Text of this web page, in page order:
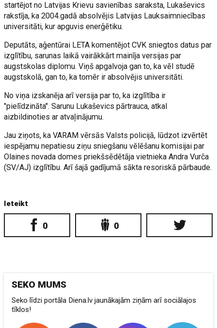
startējot no Latvijas Krievu savienības saraksta, Lukaševics
rakstīja, ka 2004.gadā absolvējis Latvijas Lauksaimniecības
universitāti, kur apguvis enerģētiku.
Deputāts, aģentūrai LETA komentējot CVK sniegtos datus par
izglītību, sarunas laikā vairākkārt mainīja versijas par
augstskolas diplomu. Viņš apgalvoja gan to, ka vēl studē
augstskolā, gan to, ka tomēr ir absolvējis universitāti.
No viņa izskanēja arī versija par to, ka izglītība ir
"pielīdzināta". Sarunu Lukaševics pārtrauca, atkal
aizbildinoties ar atvaļinājumu.
Jau ziņots, ka VARAM vērsās Valsts policijā, lūdzot izvērtēt
iespējamu nepatiesu ziņu sniegšanu vēlēšanu komisijai par
Olaines novada domes priekšsēdētāja vietnieka Andra Vurča
(SV/AJ) izglītību. Arī šajā gadījumā sākta resoriskā pārbaude.
Ieteikt
0 0
SEKO MUMS
Seko līdzi portāla Diena.lv jaunākajām ziņām arī sociālajos
tīklos!